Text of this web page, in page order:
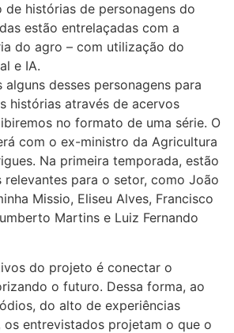
de histórias de personagens do
estão entrelaçadas com a
do agro – com utilização do
e IA.
alguns desses personagens para
histórias através de acervos
no formato de uma série. O
com o ex-ministro da Agricultura
Na primeira temporada, estão
relevantes para o setor, como João
Missio, Eliseu Alves, Francisco
Martins e Luiz Fernando
do projeto é conectar o
o futuro. Dessa forma, ao
do alto de experiências
os entrevistados projetam o que o